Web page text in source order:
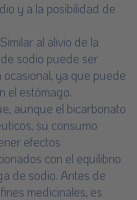
y a la posibilidad de
Similar al alivio de la
sodio puede ser
ya que puede
el estómago.
aunque el bicarbonato
su consumo
efectos
con el equilibrio
de sodio. Antes de
medicinales, es